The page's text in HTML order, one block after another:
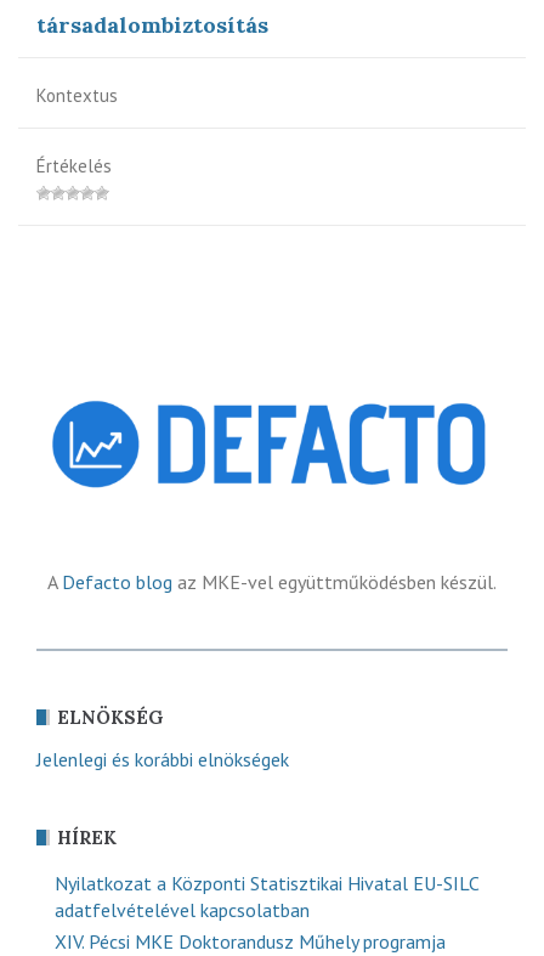
társadalombiztosítás
Kontextus
Értékelés
A Defacto blog az MKE-vel együttműködésben készül.
ELNÖKSÉG
Jelenlegi és korábbi elnökségek
HÍREK
Nyilatkozat a Központi Statisztikai Hivatal EU-SILC
adatfelvételével kapcsolatban
XIV. Pécsi MKE Doktorandusz Műhely programja